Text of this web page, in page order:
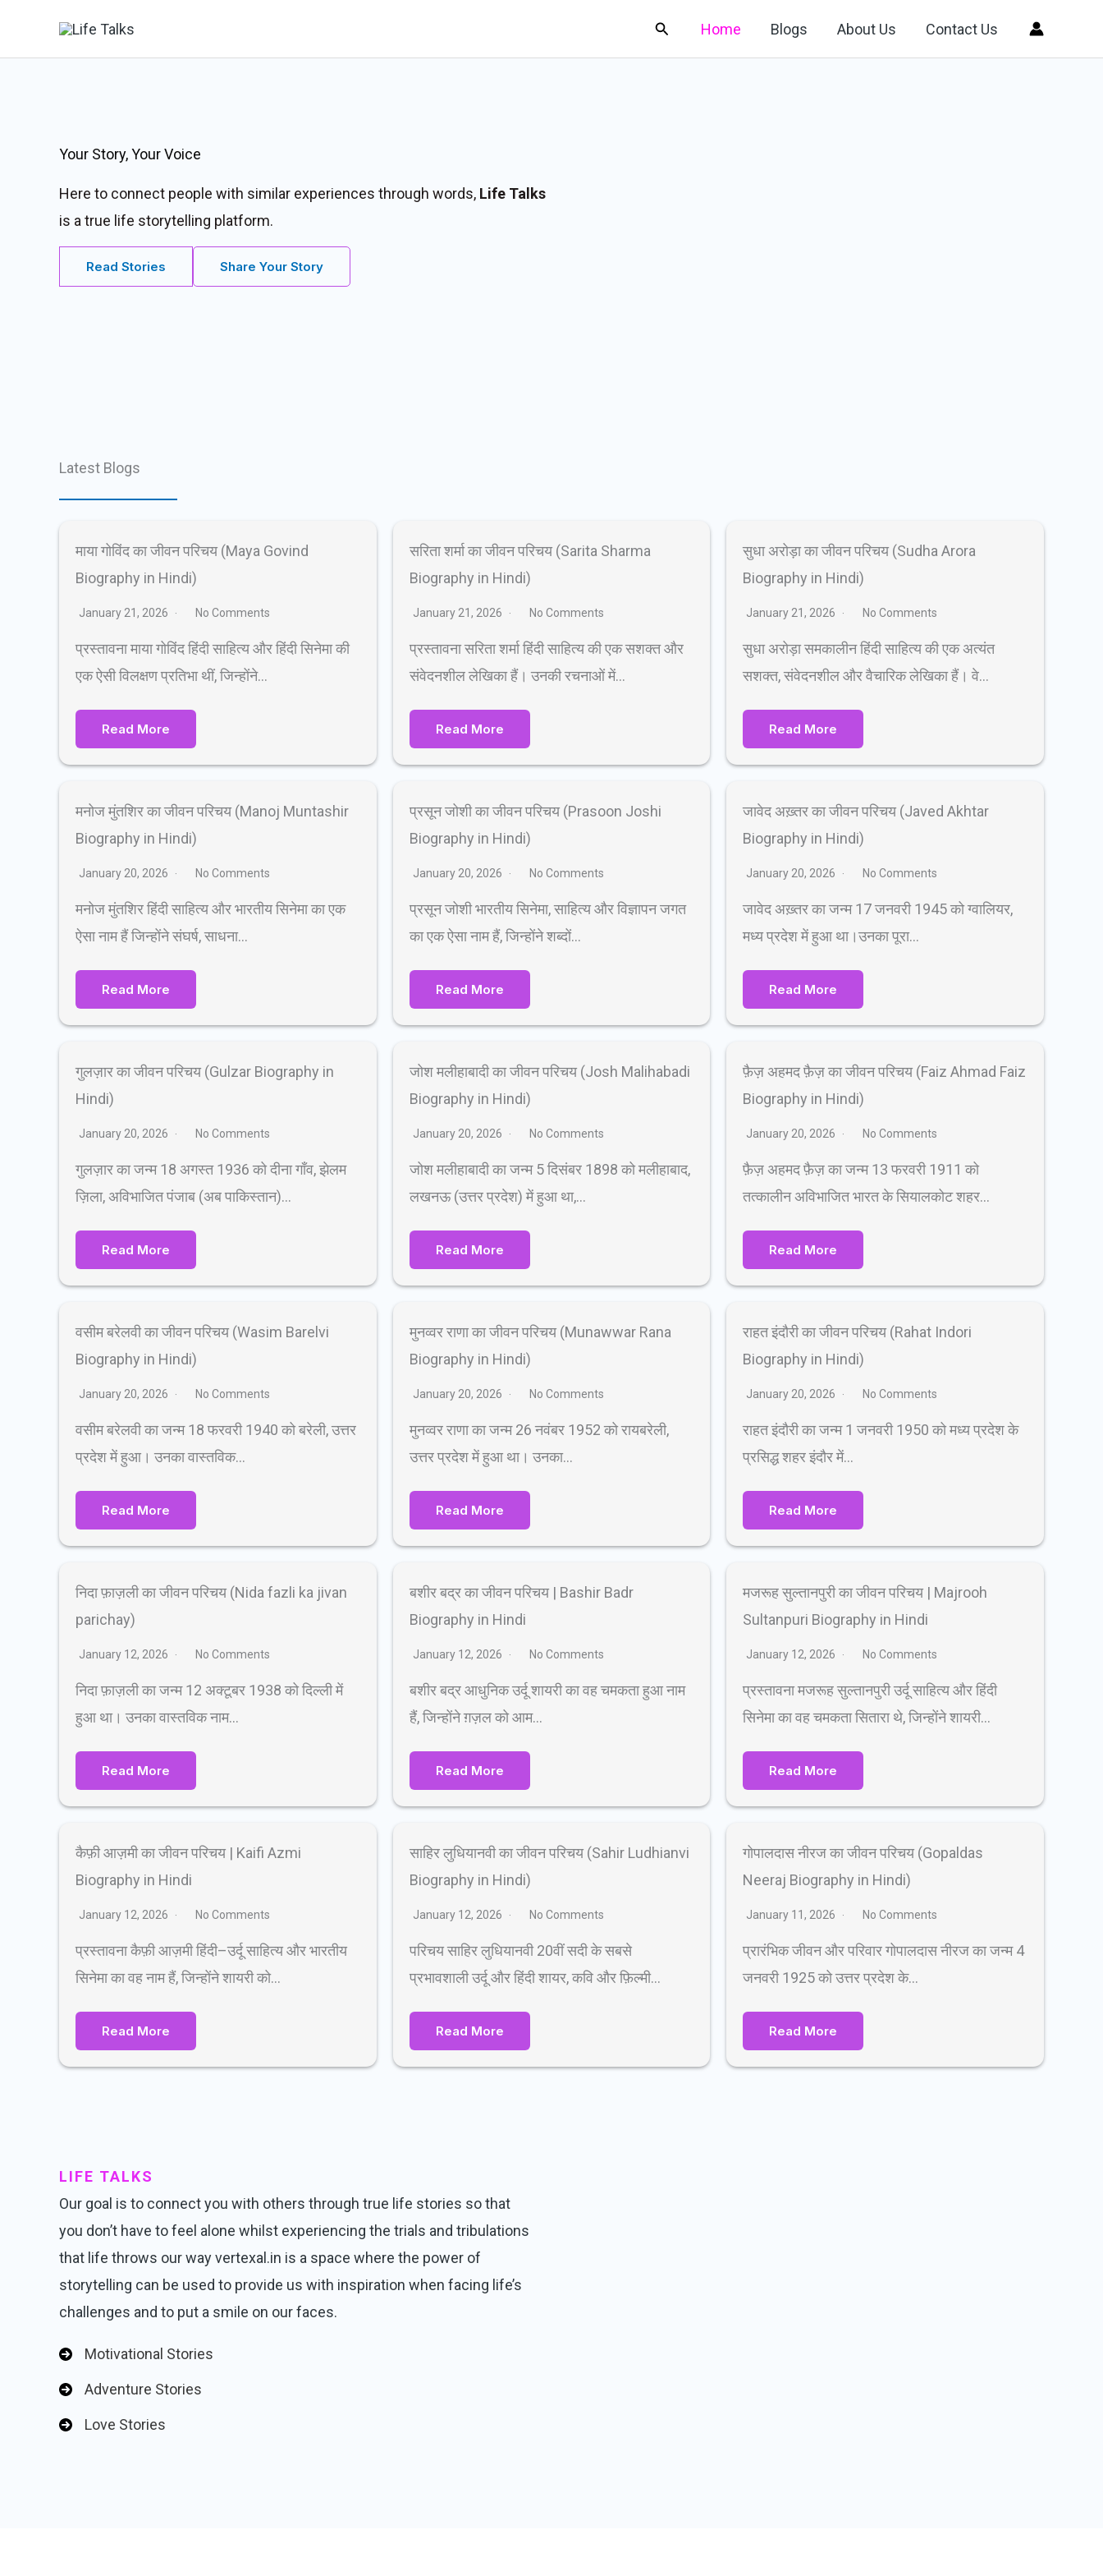
Search Home Blogs About Us Contact Us
Your Story, Your Voice
Here to connect people with similar experiences through words, Life Talks
is a true life storytelling platform.
Read Stories Share Your Story
Latest Blogs
माया गोविंद का जीवन परिचय (Maya Govind
Biography in Hindi)
January 21, 2026 No Comments
प्रस्तावना माया गोविंद हिंदी साहित्य और हिंदी सिनेमा की
एक ऐसी विलक्षण प्रतिभा थीं, जिन्होंने…
Read More
सरिता शर्मा का जीवन परिचय (Sarita Sharma
Biography in Hindi)
January 21, 2026 No Comments
प्रस्तावना सरिता शर्मा हिंदी साहित्य की एक सशक्त और
संवेदनशील लेखिका हैं। उनकी रचनाओं में…
Read More
सुधा अरोड़ा का जीवन परिचय (Sudha Arora
Biography in Hindi)
January 21, 2026 No Comments
सुधा अरोड़ा समकालीन हिंदी साहित्य की एक अत्यंत
सशक्त, संवेदनशील और वैचारिक लेखिका हैं। वे…
Read More
मनोज मुंतशिर का जीवन परिचय (Manoj Muntashir
Biography in Hindi)
January 20, 2026 No Comments
मनोज मुंतशिर हिंदी साहित्य और भारतीय सिनेमा का एक
ऐसा नाम हैं जिन्होंने संघर्ष, साधना…
Read More
प्रसून जोशी का जीवन परिचय (Prasoon Joshi
Biography in Hindi)
January 20, 2026 No Comments
प्रसून जोशी भारतीय सिनेमा, साहित्य और विज्ञापन जगत
का एक ऐसा नाम हैं, जिन्होंने शब्दों…
Read More
जावेद अख़्तर का जीवन परिचय (Javed Akhtar
Biography in Hindi)
January 20, 2026 No Comments
जावेद अख़्तर का जन्म 17 जनवरी 1945 को ग्वालियर,
मध्य प्रदेश में हुआ था।उनका पूरा…
Read More
गुलज़ार का जीवन परिचय (Gulzar Biography in
Hindi)
January 20, 2026 No Comments
गुलज़ार का जन्म 18 अगस्त 1936 को दीना गाँव, झेलम
ज़िला, अविभाजित पंजाब (अब पाकिस्तान)…
Read More
जोश मलीहाबादी का जीवन परिचय (Josh Malihabadi
Biography in Hindi)
January 20, 2026 No Comments
जोश मलीहाबादी का जन्म 5 दिसंबर 1898 को मलीहाबाद,
लखनऊ (उत्तर प्रदेश) में हुआ था,…
Read More
फ़ैज़ अहमद फ़ैज़ का जीवन परिचय (Faiz Ahmad Faiz
Biography in Hindi)
January 20, 2026 No Comments
फ़ैज़ अहमद फ़ैज़ का जन्म 13 फरवरी 1911 को
तत्कालीन अविभाजित भारत के सियालकोट शहर…
Read More
वसीम बरेलवी का जीवन परिचय (Wasim Barelvi
Biography in Hindi)
January 20, 2026 No Comments
वसीम बरेलवी का जन्म 18 फरवरी 1940 को बरेली, उत्तर
प्रदेश में हुआ। उनका वास्तविक…
Read More
मुनव्वर राणा का जीवन परिचय (Munawwar Rana
Biography in Hindi)
January 20, 2026 No Comments
मुनव्वर राणा का जन्म 26 नवंबर 1952 को रायबरेली,
उत्तर प्रदेश में हुआ था। उनका…
Read More
राहत इंदौरी का जीवन परिचय (Rahat Indori
Biography in Hindi)
January 20, 2026 No Comments
राहत इंदौरी का जन्म 1 जनवरी 1950 को मध्य प्रदेश के
प्रसिद्ध शहर इंदौर में…
Read More
निदा फ़ाज़ली का जीवन परिचय (Nida fazli ka jivan
parichay)
January 12, 2026 No Comments
निदा फ़ाज़ली का जन्म 12 अक्टूबर 1938 को दिल्ली में
हुआ था। उनका वास्तविक नाम…
Read More
बशीर बद्र का जीवन परिचय | Bashir Badr
Biography in Hindi
January 12, 2026 No Comments
बशीर बद्र आधुनिक उर्दू शायरी का वह चमकता हुआ नाम
हैं, जिन्होंने ग़ज़ल को आम…
Read More
मजरूह सुल्तानपुरी का जीवन परिचय | Majrooh
Sultanpuri Biography in Hindi
January 12, 2026 No Comments
प्रस्तावना मजरूह सुल्तानपुरी उर्दू साहित्य और हिंदी
सिनेमा का वह चमकता सितारा थे, जिन्होंने शायरी…
Read More
कैफ़ी आज़मी का जीवन परिचय | Kaifi Azmi
Biography in Hindi
January 12, 2026 No Comments
प्रस्तावना कैफ़ी आज़मी हिंदी–उर्दू साहित्य और भारतीय
सिनेमा का वह नाम हैं, जिन्होंने शायरी को…
Read More
साहिर लुधियानवी का जीवन परिचय (Sahir Ludhianvi
Biography in Hindi)
January 12, 2026 No Comments
परिचय साहिर लुधियानवी 20वीं सदी के सबसे
प्रभावशाली उर्दू और हिंदी शायर, कवि और फ़िल्मी…
Read More
गोपालदास नीरज का जीवन परिचय (Gopaldas
Neeraj Biography in Hindi)
January 11, 2026 No Comments
प्रारंभिक जीवन और परिवार गोपालदास नीरज का जन्म 4
जनवरी 1925 को उत्तर प्रदेश के…
Read More
LIFE TALKS
Our goal is to connect you with others through true life stories so that
you don’t have to feel alone whilst experiencing the trials and tribulations
that life throws our way vertexal.in is a space where the power of
storytelling can be used to provide us with inspiration when facing life’s
challenges and to put a smile on our faces.
Motivational Stories
Adventure Stories
Love Stories